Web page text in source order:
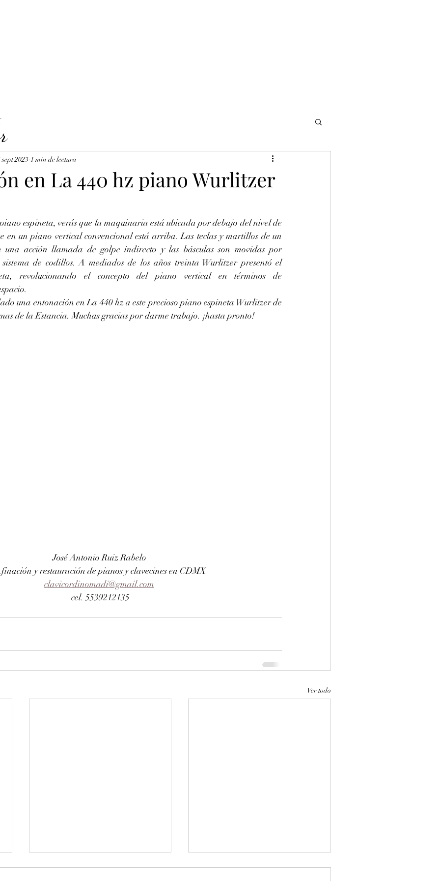
en La 440 hz piano Wurlitzer
sept 2023 1 min de lectura
espineta, verás que la maquinaria está ubicada por debajo del nivel de
en un piano vertical convencional está arriba. Las teclas y martillos de un
una acción llamada de golpe indirecto y las básculas son movidas por
de codillos. A mediados de los años treinta Wurlitzer presentó el
revolucionando el concepto del piano vertical en términos de
una entonación en La 440 hz a este precioso piano espineta Wurlitzer de
de la Estancia. Muchas gracias por darme trabajo. ¡hasta pronto!
José Antonio Ruiz Rabelo
y restauración de pianos y clavecines en CDMX
clavicordinomadi@gmail.com
cel. 5539212135
Ver todo